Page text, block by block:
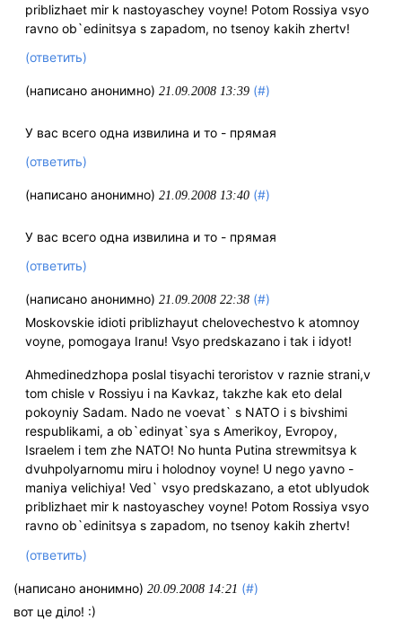
priblizhaet mir k nastoyaschey voyne! Potom Rossiya vsyo
ravno ob`edinitsya s zapadom, no tsenoy kakih zhertv!
(ответить)
(написано анонимно) 21.09.2008 13:39 (#)
У вас всего одна извилина и то - прямая
(ответить)
(написано анонимно) 21.09.2008 13:40 (#)
У вас всего одна извилина и то - прямая
(ответить)
(написано анонимно) 21.09.2008 22:38 (#)
Moskovskie idioti priblizhayut chelovechestvo k atomnoy
voyne, pomogaya Iranu! Vsyo predskazano i tak i idyot!
Ahmedinedzhopa poslal tisyachi teroristov v raznie strani,v
tom chisle v Rossiyu i na Kavkaz, takzhe kak eto delal
pokoyniy Sadam. Nado ne voevat` s NATO i s bivshimi
respublikami, a ob`edinyat`sya s Amerikoy, Evropoy,
Israelem i tem zhe NATO! No hunta Putina strewmitsya k
dvuhpolyarnomu miru i holodnoy voyne! U nego yavno -
maniya velichiya! Ved` vsyo predskazano, a etot ublyudok
priblizhaet mir k nastoyaschey voyne! Potom Rossiya vsyo
ravno ob`edinitsya s zapadom, no tsenoy kakih zhertv!
(ответить)
(написано анонимно) 20.09.2008 14:21 (#)
вот це діло! :)